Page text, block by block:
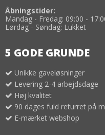
Åbningstider:
Mandag - Fredag: 09:00 -
Lørdag - Søndag: Lukket
5 GODE GRUNDE
Unikke gaveløsninger
Levering 2-4 arbejdsdage
Høj kvalitet
90 dages fuld returret på
E-mærket webshop